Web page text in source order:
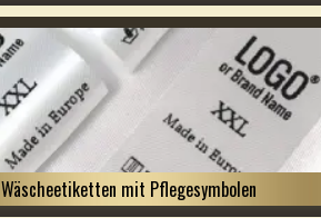
Wäscheetiketten mit Pflegesymbolen